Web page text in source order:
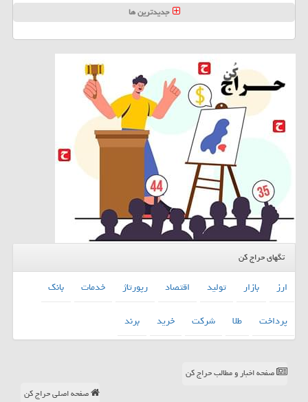
جدیدترین ها
تگهای حراج کن
ارز بازار تولید اقتصاد رپورتاژ خدمات
بانك
پرداخت
طلا شركت خرید برند
صفحه اخبار و مطالب حراج کن
صفحه اصلی حراج کن